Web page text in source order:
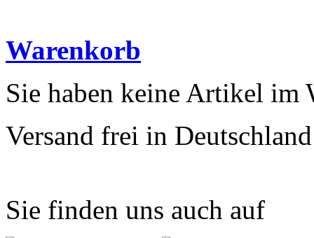
Warenkorb
Sie haben keine Artikel im
Versand frei in
Sie finden uns auch auf